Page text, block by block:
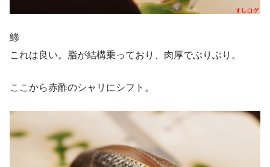
鯵
これは良い。脂が結構乗っており、肉厚でぶりぶり。
ここから赤酢のシャリにシフト。